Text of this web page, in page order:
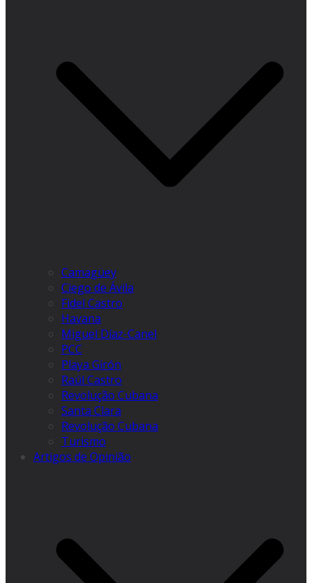
Camagüey
Ciego de Ávila
Fidel Castro
Havana
Miguel Díaz-Canel
PCC
Playa Girón
Raúl Castro
Revolução Cubana
Santa Clara
Revolução Cubana
Turismo
Artigos de Opinião